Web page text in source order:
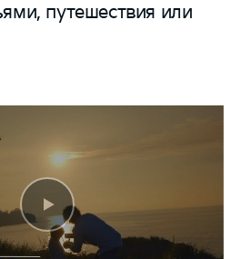
путешествия или